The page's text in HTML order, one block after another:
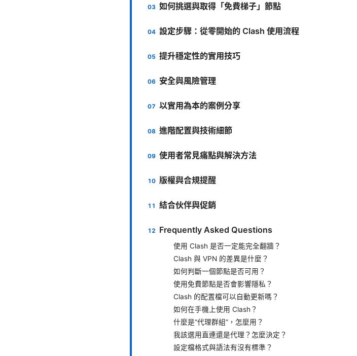
如何挑選與取得「免費梯子」節點
設定步驟：從零開始的 Clash 使用流程
提升穩定性的實用技巧
安全與風險管理
以實用為本的案例分享
進階配置與技術細節
使用者常見痛點與解決方法
版權與合規提醒
結合伙伴與促銷
Frequently Asked Questions
使用 Clash 是否一定能完全翻牆？
Clash 與 VPN 的差異是什麼？
如何判斷一個節點是否可用？
使用免費節點是否會影響隱私？
Clash 的配置檔可以自動更新嗎？
如何在手機上使用 Clash？
什麼是“代理群組”，怎麼用？
我該選用直連還是代理？怎麼決定？
設定檔格式與語法有沒有標準？